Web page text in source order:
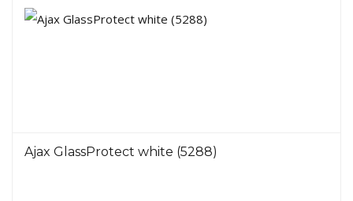
Ajax GlassProtect white (5288)